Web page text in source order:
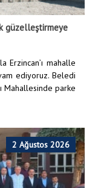
güzelleştirmeye
Erzincan’ı mahalle
ediyoruz. Beledi
Mahallesinde parke
2 Ağustos 2026